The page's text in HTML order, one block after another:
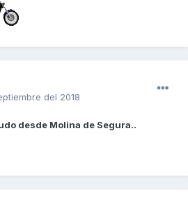
del 2018
desde Molina de Segura..